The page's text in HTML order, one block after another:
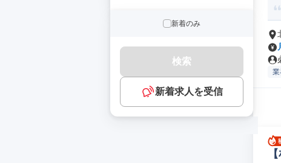
新着のみ
検索
新着求人を受信
業